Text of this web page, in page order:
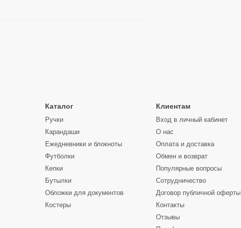
Каталог
Ручки
Карандаши
Ежедневники и блокноты
Футболки
Кепки
Бутылки
Обложки для документов
Костеры
Клиентам
Вход в личный кабинет
О нас
Оплата и доставка
Обмен и возврат
Популярные вопросы
Сотрудничество
Договор публичной оферты
Контакты
Отзывы